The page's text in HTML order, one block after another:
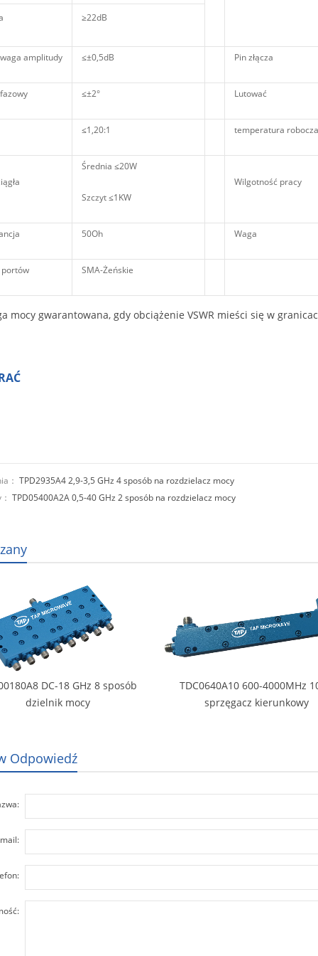
≥22dB
amplitudy ≤±0,5dB Pin złącza
≤±2° Lutować
≤1,20:1 temperatura robocza
Średnia ≤20W
Szczyt ≤1KW
Wilgotność pracy
50Oh Waga
portów SMA-Żeńskie
mocy gwarantowana, gdy obciążenie VSWR mieści się w
： TPD2935A4 2,9-3,5 GHz 4 sposób na rozdzielacz mocy
TPD05400A2A 0,5-40 GHz 2 sposób na rozdzielacz mocy
DC-18 GHz 8 sposób
dzielnik mocy
TDC0640A10 600-4000MHz
sprzęgacz kierunkowy
Odpowiedź